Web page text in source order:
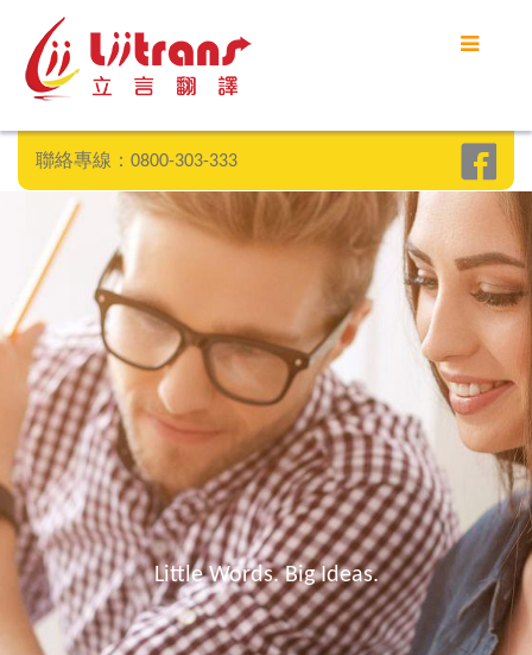
聯絡專線：0800-303-333
Little Words. Big Ideas.
首頁
立言優勢
客戶案例
部落格
常見問題
聯絡我們
SEARCH